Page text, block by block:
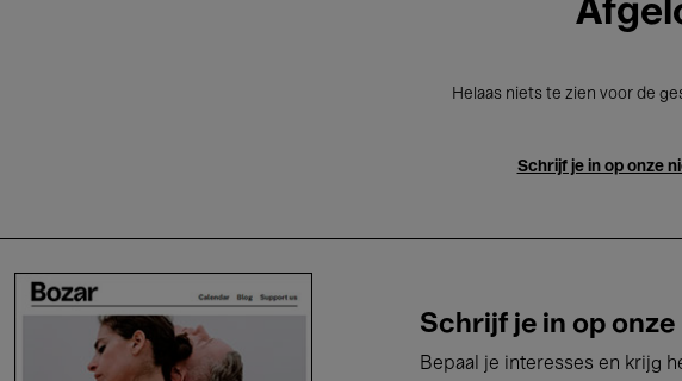
Helaas niets te zien voor de
Schrijf je in op onze
Schrijf je in op
Bepaal je interesses en krijg